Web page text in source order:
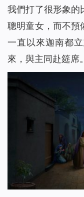
我們打了很形象的
聰明童女，而不預
一直以來迦南都
來，與主同赴筵席。